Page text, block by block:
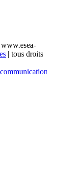
| tous droits